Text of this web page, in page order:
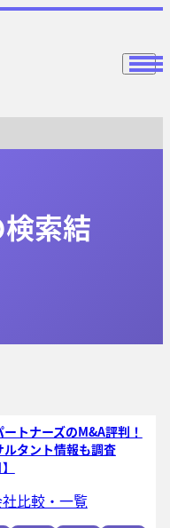
索結
トナーズのM&A評判！
タント情報も調査
比較・一覧